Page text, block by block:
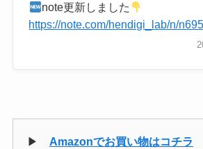
note更新しました
https://note.com/hendigi_lab/n/
▶ Amazonでお買い物はコチラ